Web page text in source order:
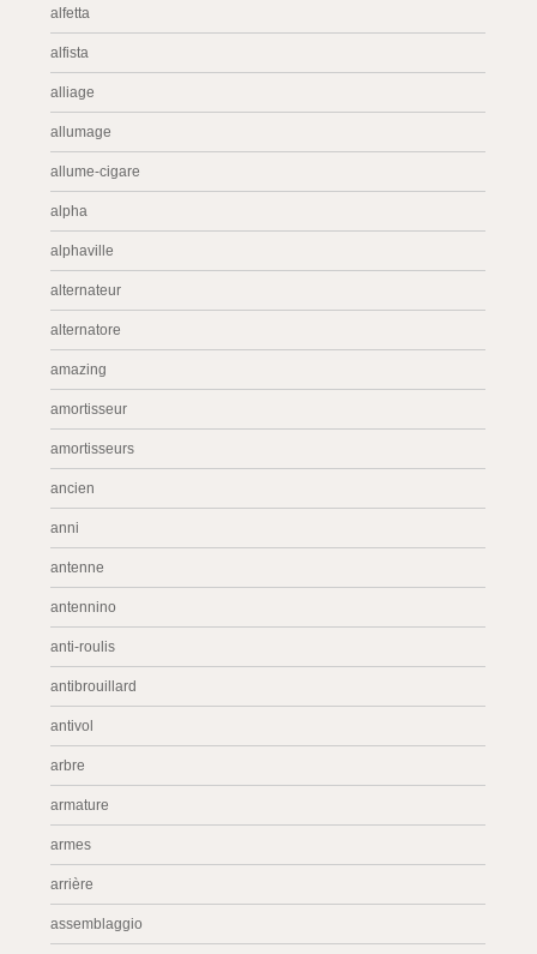
alfetta
alfista
alliage
allumage
allume-cigare
alpha
alphaville
alternateur
alternatore
amazing
amortisseur
amortisseurs
ancien
anni
antenne
antennino
anti-roulis
antibrouillard
antivol
arbre
armature
armes
arrière
assemblaggio